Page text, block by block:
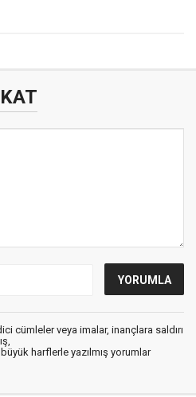
cümleler veya imalar, inançlara saldırı
harflerle yazılmış yorumlar